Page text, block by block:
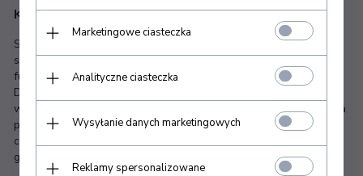
Komfort i Precyzja
Sterownik nożny do fotela kosmetycznego Mazaro z 5
siłownikami to zaawansowane akcesorium, które zwiększa
funkcjonalność i wygodę pracy w salonach kosmetycznych.
Dzięki temu sterownikowi możliwe jest precyzyjne regulowanie
wysokości, kąta nachylenia oparcia, podnóżków oraz ustawienia
pozycji kołyski za pomocą stóp, co zwalnia ręce do innych
czynności. Wykonany z wysokiej jakości materiałów, sterownik
gwarantuje trwałość i niezawodność.
Marketingowe ciasteczka
Analityczne ciasteczka
Wysyłanie danych marketingowych
Reklamy spersonalizowane